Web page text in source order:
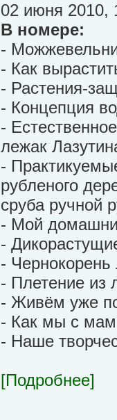
02 июня 2010,
В номере:
-
- Как
- Растения-
- Концепция
-
лежак
-
рубленого
сруба ручной
- Мой
-
- Чернокорень
- Плетение из
- Живём уже
- Как мы с
- Наше
[Подробнее]